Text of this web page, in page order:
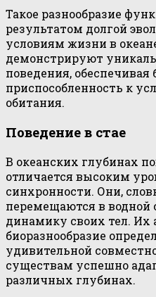
Такое разнообразие
результатом долгой
условиям жизни в
демонстрируют
поведения, обеспечивая
приспособленность к
обитания.
Поведение в стае
В океанских глубинах
отличается высоким
синхронности. Они,
перемещаются в водной
динамику своих тел. Их
биоразнообразие
удивительной
существам успешно
различных глубинах.